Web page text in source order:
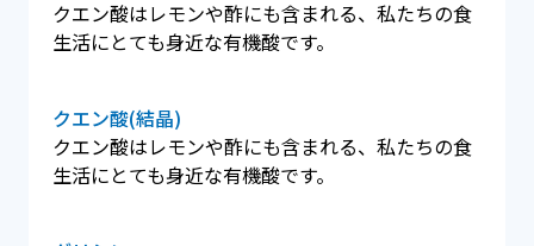
クエン酸はレモンや酢にも含まれる、私たちの食
生活にとても身近な有機酸です。
クエン酸(結晶)
クエン酸はレモンや酢にも含まれる、私たちの食
生活にとても身近な有機酸です。